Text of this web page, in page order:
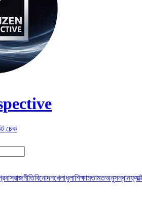
চেক
রাজনীতিবিনোদনখেলাধুলাশিক্ষামতামতঅনুসন্ধান